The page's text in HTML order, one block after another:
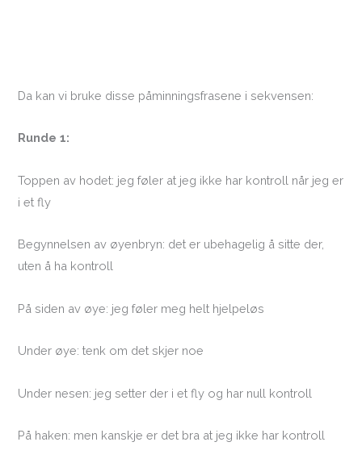
Da kan vi bruke disse påminningsfrasene i sekvensen:
Runde 1:
Toppen av hodet: jeg føler at jeg ikke har kontroll når jeg er
i et fly
Begynnelsen av øyenbryn: det er ubehagelig å sitte der,
uten å ha kontroll
På siden av øye: jeg føler meg helt hjelpeløs
Under øye: tenk om det skjer noe
Under nesen: jeg setter der i et fly og har null kontroll
På haken: men kanskje er det bra at jeg ikke har kontroll